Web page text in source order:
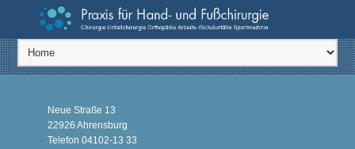
Neue Straße 13
22926 Ahrensburg
Telefon 04102-13 33